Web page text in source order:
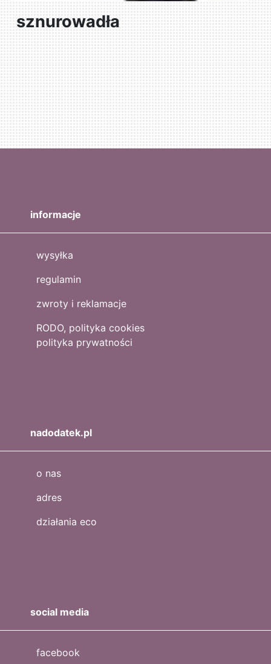
sznurowadła
informacje
wysyłka
regulamin
zwroty i reklamacje
RODO, polityka cookies
polityka prywatności
nadodatek.pl
o nas
adres
działania eco
social media
facebook